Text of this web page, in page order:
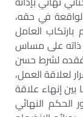
في حقه،
العامل
ذاته على مساس
لشرط حسن
لعلاقة العمل،
إنهاء علاقة
الحكم النهائي